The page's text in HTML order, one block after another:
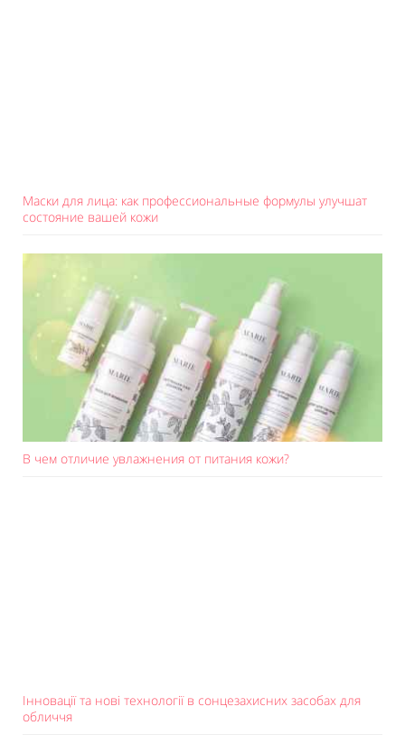
Маски для лица: как профессиональные формулы улучшат
состояние вашей кожи
В чем отличие увлажнения от питания кожи?
Інновації та нові технології в сонцезахисних засобах для
обличчя